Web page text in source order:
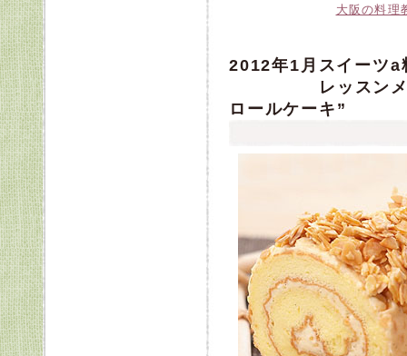
大阪の料理
2012年1月スイーツ
レッスンメニュ
ロールケーキ”